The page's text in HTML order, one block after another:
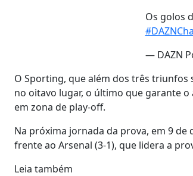
Os golos
— DAZN
O Sporting, que além dos três triunfos
no oitavo lugar, o último que garante
em zona de play-off.
Na próxima jornada da prova, em 9
frente ao Arsenal (3-1), que lidera a
Leia também